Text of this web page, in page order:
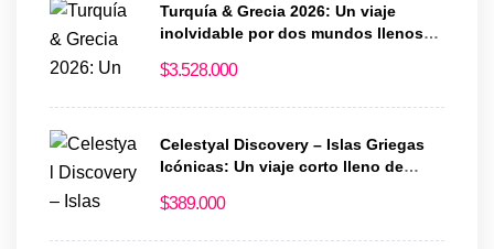
Turquía & Grecia 2026: Un viaje
inolvidable por dos mundos llenos
$3.528.000
Celestyal Discovery – Islas Griegas
Icónicas: Un viaje corto lleno de
$389.000